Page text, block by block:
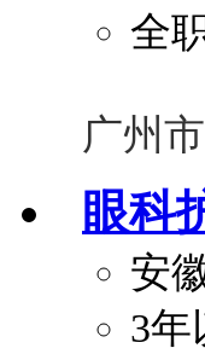
全
广州
眼科
安
3年